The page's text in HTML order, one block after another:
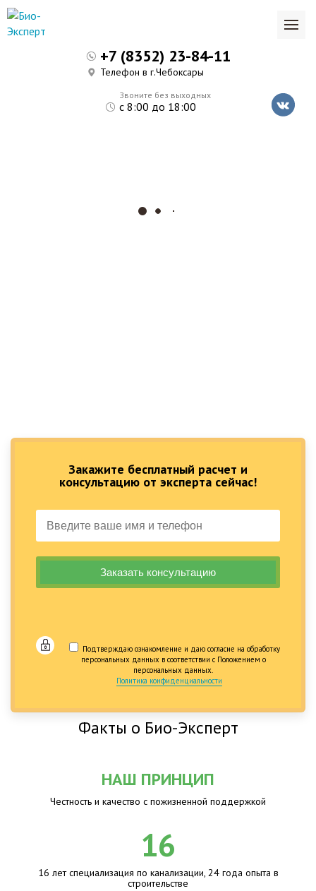
Закажите бесплатный расчет и
консультацию от эксперта сейчас!
Подтверждаю ознакомление и даю согласие на обработку
персональных данных в соответствии с Положением о
персональных данных.
Политика конфиденциальности
Звоните без выходных
с 8:00 до 18:00
+7 (8352) 23-84-11
Телефон в г.Чебоксары
Факты о Био-Эксперт
НАШ ПРИНЦИП
Честность и качество с пожизненной поддержкой
16
16 лет специализация по канализации, 24 года опыта в
строительстве